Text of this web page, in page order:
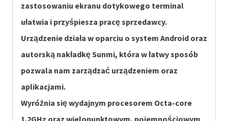
zastosowaniu ekranu dotykowego terminal
ułatwia i przyśpiesza pracę sprzedawcy.
Urządzenie działa w oparciu o system Android oraz
autorską nakładkę Sunmi, która w łatwy sposób
pozwala nam zarządzać urządzeniem oraz
aplikacjami.
Wyróżnia się wydajnym procesorem Octa-core